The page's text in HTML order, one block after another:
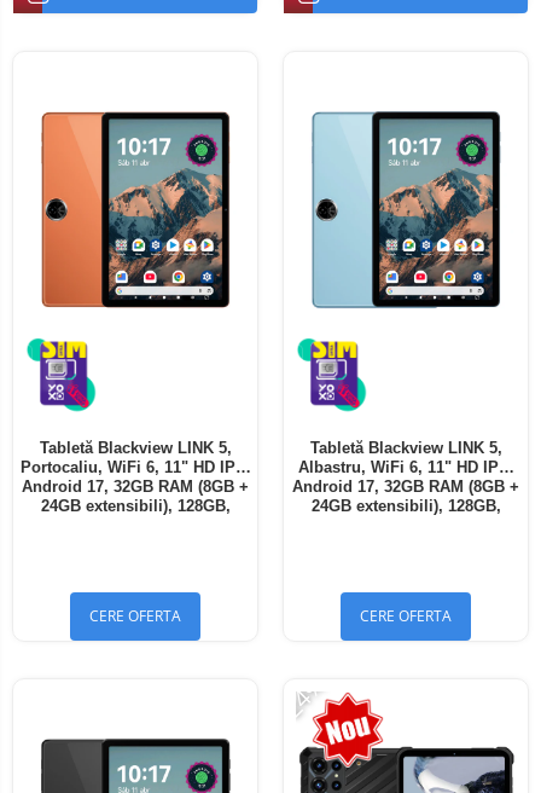
Tabletă Blackview LINK 5,
Portocaliu, WiFi 6, 11" HD IPS,
Android 17, 32GB RAM (8GB +
24GB extensibili), 128GB,
CERE OFERTA
Tabletă Blackview LINK 5,
Albastru, WiFi 6, 11" HD IPS,
Android 17, 32GB RAM (8GB +
24GB extensibili), 128GB,
CERE OFERTA
-24%